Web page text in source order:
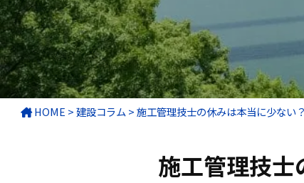
HOME >建設コラム >施工管理技士の休みは本当に少ない
施工管理技